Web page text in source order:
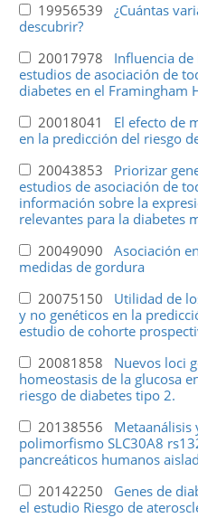
19956539 ¿Cuántas
descubrir?
20017978 Influencia
estudios de asociación de
diabetes en el Framingham
20018041 El efecto de
en la predicción del riesgo
20043853 Priorizar
estudios de asociación de
información sobre la
relevantes para la diabetes
20049090 Asociación
medidas de gordura
20075150 Utilidad de
y no genéticos en la
estudio de cohorte
20081858 Nuevos loci
homeostasis de la glucosa
riesgo de diabetes tipo 2.
20138556 Metaanálisis
polimorfismo SLC30A8
pancreáticos humanos
20142250 Genes de
el estudio Riesgo de